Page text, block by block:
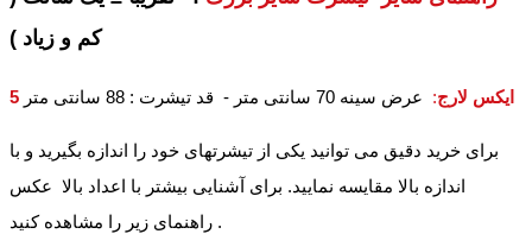
کم و زیاد )
5 ایکس لارج: عرض سینه 70 سانتی متر - قد تیشرت : 88 سانتی متر
برای خرید دقیق می توانید یکی از تیشرتهای خود را اندازه بگیرید و با
اندازه بالا مقایسه نمایید. برای آشنایی بیشتر با اعداد بالا عکس
راهنمای زیر را مشاهده کنید .